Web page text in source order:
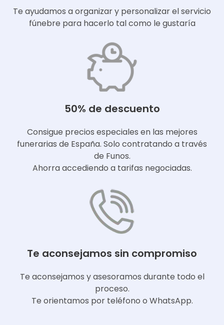
Te ayudamos a organizar y personalizar el servicio
fúnebre para hacerlo tal como le gustaría
50% de descuento
Consigue precios especiales en las mejores
funerarias de España. Solo contratando a través
de Funos.
Ahorra accediendo a tarifas negociadas.
Te aconsejamos sin compromiso
Te aconsejamos y asesoramos durante todo el
proceso.
Te orientamos por teléfono o WhatsApp.